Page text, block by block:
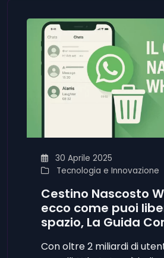
30 Aprile 2025
Tecnologia e Innovazione
Cestino Nascosto
ecco come puoi
spazio, La Guida
Con oltre 2 miliardi di